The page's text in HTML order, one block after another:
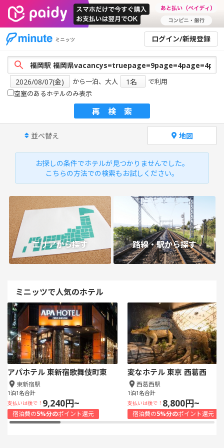
ミニッツ ログイン/新規登録
から一泊、大人
で利用
空室のあるホテルのみ表示
再検索
並べ替え 地図
お探しの条件でホテルが見つかりませんでした。
こちらの方法での検索もお試しください。
エリアから探す 路線・駅から探す
ミニッツで人気のホテル
アパホテル 東新宿歌舞伎町東
東新宿駅
1泊1名合計
支払いは後で！ 9,240円~
宿泊費の5%分のポイント還元
変なホテル 東京 西葛西
西葛西駅
1泊1名合計
支払いは後で！ 8,800円~
宿泊費の5%分のポイント還元